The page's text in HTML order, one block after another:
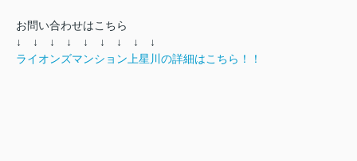
お問い合わせはこちら
↓ ↓ ↓ ↓ ↓ ↓ ↓ ↓ ↓
ライオンズマンション上星川の詳細はこちら！！